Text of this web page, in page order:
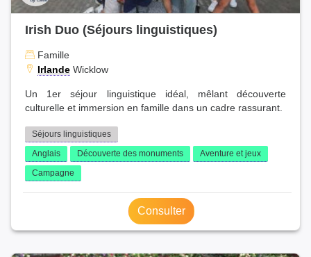
Irish Duo (Séjours linguistiques)
Famille
Irlande Wicklow
Un 1er séjour linguistique idéal, mêlant découverte
culturelle et immersion en famille dans un cadre rassurant.
Séjours linguistiques
Anglais
Découverte des monuments
Aventure et jeux
Campagne
Consulter